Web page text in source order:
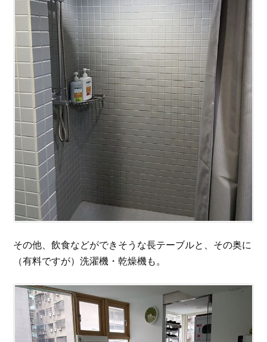
その他、飲食などができそうな長テーブルと、その奥に
（有料ですが）洗濯機・乾燥機も。